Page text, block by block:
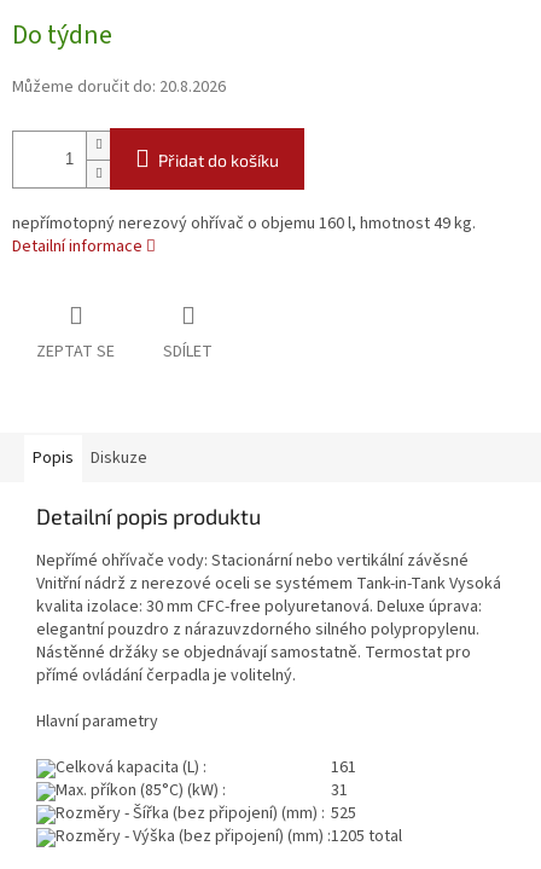
cena:
Do týdne
Můžeme doručit do: 20.8.2026
Přidat do košíku
nepřímotopný nerezový ohřívač o objemu 160 l, hmotnost 49 kg.
Detailní informace
ZEPTAT SE SDÍLET
Popis Diskuze
Detailní popis produktu
Nepřímé ohřívače vody: Stacionární nebo vertikální závěsné
Vnitřní nádrž z nerezové oceli se systémem Tank-in-Tank Vysoká
kvalita izolace: 30 mm CFC-free polyuretanová. Deluxe úprava:
elegantní pouzdro z nárazuvzdorného silného polypropylenu.
Nástěnné držáky se objednávají samostatně. Termostat pro
přímé ovládání čerpadla je volitelný.
Hlavní parametry
Celková kapacita (L) :
161
Max. příkon (85°C) (kW) :
31
Rozměry - Šířka (bez připojení) (mm) : 525
Rozměry - Výška (bez připojení) (mm) :1205 total